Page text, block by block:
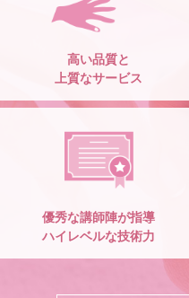
高い品質と
上質なサービス
優秀な講師陣が指導
ハイレベルな技術力